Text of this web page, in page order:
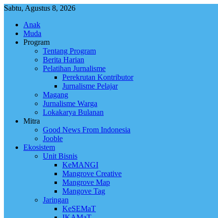
Skip
content
Sabtu, Agustus 8, 2026
Anak
Muda
Program
Tentang Program
Berita Harian
Pelatihan Jurnalisme
Perekrutan Kontributor
Jurnalisme Pelajar
Magang
Jurnalisme Warga
Lokakarya Bulanan
Mitra
Good News From Indonesia
Jooble
Ekosistem
Unit Bisnis
KeMANGI
Mangrove Creative
Mangrove Map
Mangove Tag
Jaringan
KeSEMaT